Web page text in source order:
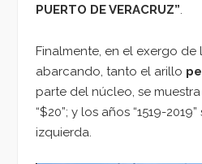
PUERTO DE VERACRUZ”.
Finalmente, en el exergo de
abarcando, tanto el arillo
parte del núcleo, se
“$20”; y los años “1519-
izquierda.